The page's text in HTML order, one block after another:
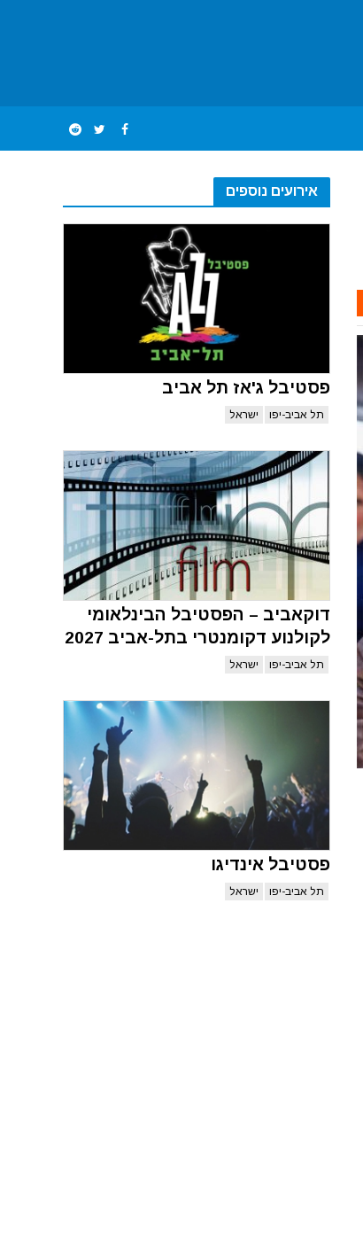
אירועים נוספים
פסטיבל ג'אז תל אביב
תל אביב-יפו ישראל
דוקאביב – הפסטיבל הבינלאומי
לקולנוע דקומנטרי בתל-אביב 2027
תל אביב-יפו ישראל
פסטיבל אינדיגו
תל אביב-יפו ישראל